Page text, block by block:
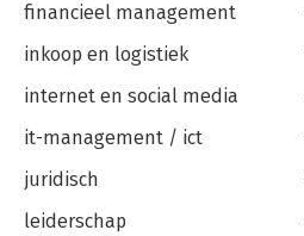
financieel management
inkoop en logistiek
internet en social media
it-management / ict
juridisch
leiderschap